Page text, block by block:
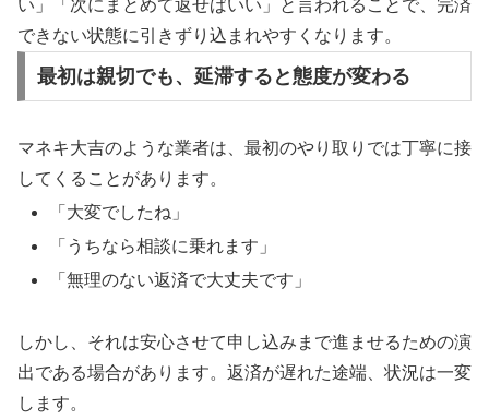
い」「次にまとめて返せばいい」と言われることで、完済
できない状態に引きずり込まれやすくなります。
最初は親切でも、延滞すると態度が変わる
マネキ大吉のような業者は、最初のやり取りでは丁寧に接
してくることがあります。
「大変でしたね」
「うちなら相談に乗れます」
「無理のない返済で大丈夫です」
しかし、それは安心させて申し込みまで進ませるための演
出である場合があります。返済が遅れた途端、状況は一変
します。